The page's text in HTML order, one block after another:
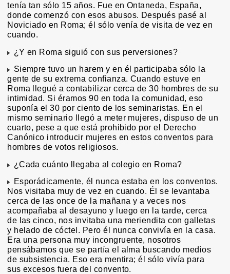
tenía tan sólo 15 años. Fue en Ontaneda, España,
donde comenzó con esos abusos. Después pasé al
Noviciado en Roma; él sólo venía de visita de vez en
cuando.
¿Y en Roma siguió con sus perversiones?
Siempre tuvo un harem y en él participaba sólo la
gente de su extrema confianza. Cuando estuve en
Roma llegué a contabilizar cerca de 30 hombres de su
intimidad. Si éramos 90 en toda la comunidad, eso
suponía el 30 por ciento de los seminaristas. En el
mismo seminario llegó a meter mujeres, dispuso de un
cuarto, pese a que está prohibido por el Derecho
Canónico introducir mujeres en estos conventos para
hombres de votos religiosos.
¿Cada cuánto llegaba al colegio en Roma?
Esporádicamente, él nunca estaba en los conventos.
Nos visitaba muy de vez en cuando. Él se levantaba
cerca de las once de la mañana y a veces nos
acompañaba al desayuno y luego en la tarde, cerca
de las cinco, nos invitaba una meriendita con galletas
y helado de cóctel. Pero él nunca convivía en la casa.
Era una persona muy incongruente, nosotros
pensábamos que se partía el alma buscando medios
de subsistencia. Eso era mentira; él sólo vivía para
sus excesos fuera del convento.